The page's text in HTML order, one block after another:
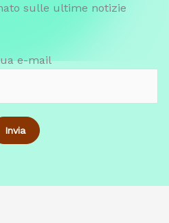
sulle ultime notizie
e-mail